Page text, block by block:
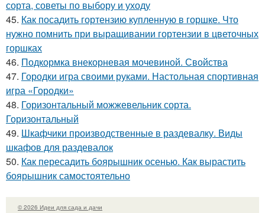
сорта, советы по выбору и уходу
45. Как посадить гортензию купленную в горшке. Что
нужно помнить при выращивании гортензии в цветочных
горшках
46. Подкормка внекорневая мочевиной. Свойства
47. Городки игра своими руками. Настольная спортивная
игра «Городки»
48. Горизонтальный можжевельник сорта.
Горизонтальный
49. Шкафчики производственные в раздевалку. Виды
шкафов для раздевалок
50. Как пересадить боярышник осенью. Как вырастить
боярышник самостоятельно
© 2026 Идеи для сада и дачи